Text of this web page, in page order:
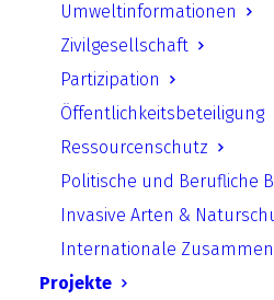
Umweltinformationen
Zivilgesellschaft
Partizipation
Öffentlichkeitsbeteiligung
Ressourcenschutz
Politische und Berufliche
Invasive Arten &
Internationale
Projekte
Dürfen die das?
Sie sind nicht mehr
Klimaaktivisti der
Generation“ und
stop oil“ machen
Straßenblockaden und
auf sich und die